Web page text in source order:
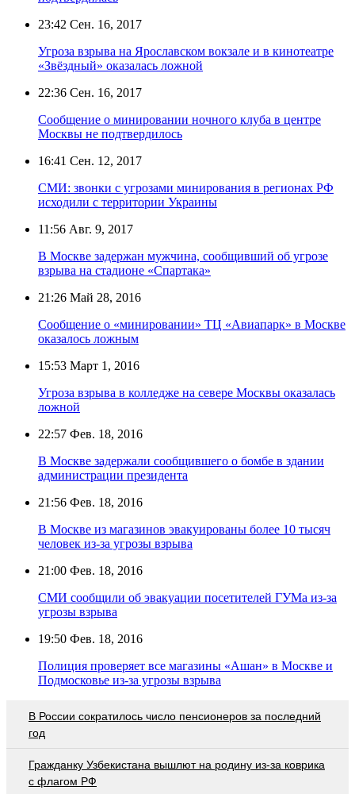
23:42 Сен. 16, 2017
Угроза взрыва на Ярославском вокзале и в кинотеатре
«Звёздный» оказалась ложной
22:36 Сен. 16, 2017
Сообщение о минировании ночного клуба в центре
Москвы не подтвердилось
16:41 Сен. 12, 2017
СМИ: звонки с угрозами минирования в регионах РФ
исходили с территории Украины
11:56 Авг. 9, 2017
В Москве задержан мужчина, сообщивший об угрозе
взрыва на стадионе «Спартака»
21:26 Май 28, 2016
Сообщение о «минировании» ТЦ «Авиапарк» в Москве
оказалось ложным
15:53 Март 1, 2016
Угроза взрыва в колледже на севере Москвы оказалась
ложной
22:57 Фев. 18, 2016
В Москве задержали сообщившего о бомбе в здании
администрации президента
21:56 Фев. 18, 2016
В Москве из магазинов эвакуированы более 10 тысяч
человек из-за угрозы взрыва
21:00 Фев. 18, 2016
СМИ сообщили об эвакуации посетителей ГУМа из-за
угрозы взрыва
19:50 Фев. 18, 2016
Полиция проверяет все магазины «Ашан» в Москве и
Подмосковье из-за угрозы взрыва
В России сократилось число пенсионеров за последний
год
Гражданку Узбекистана вышлют на родину из-за коврика
с флагом РФ